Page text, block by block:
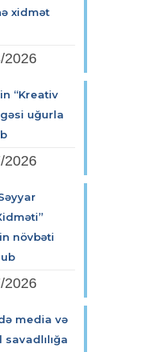
xidmət
2026
“Kreativ
uğurla
2026
növbəti
2026
media və